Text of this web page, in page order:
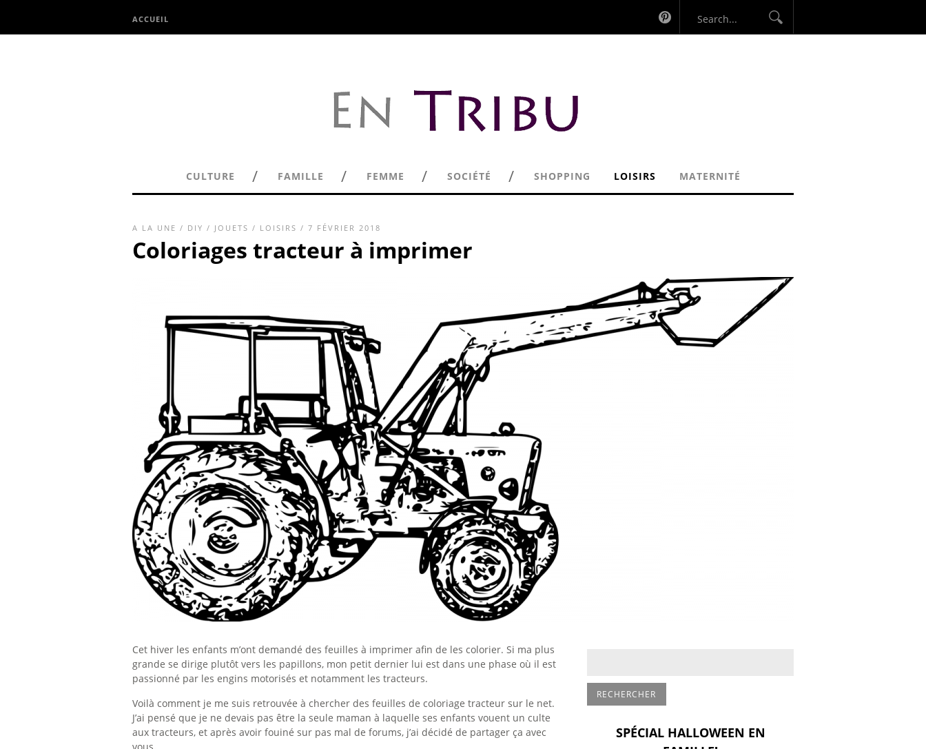
ACCUEIL
CULTURE / FAMILLE / FEMME / SOCIÉTÉ / SHOPPING LOISIRS MATERNITÉ
A LA UNE / DIY / JOUETS / LOISIRS / 7 FÉVRIER 2018
Coloriages tracteur à imprimer
Cet hiver les enfants m’ont demandé des feuilles à imprimer afin de les colorier. Si ma plus
grande se dirige plutôt vers les papillons, mon petit dernier lui est dans une phase où il est
passionné par les engins motorisés et notamment les tracteurs.
Voilà comment je me suis retrouvée à chercher des feuilles de coloriage tracteur sur le net.
J’ai pensé que je ne devais pas être la seule maman à laquelle ses enfants vouent un culte
aux tracteurs, et après avoir fouiné sur pas mal de forums, j’ai décidé de partager ça avec
SPÉCIAL HALLOWEEN EN